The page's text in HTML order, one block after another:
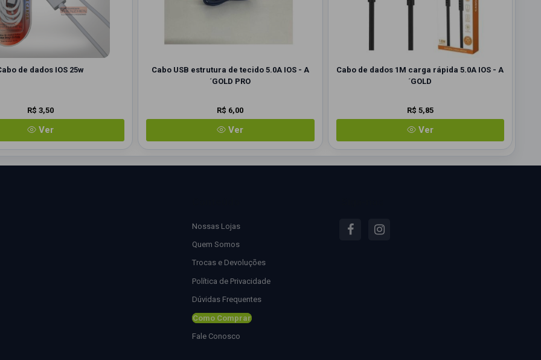
de dados IOS 25w
R$ 3,50
Ver
Cabo USB estrutura de tecido 5.0A IOS - A
´GOLD PRO
R$ 6,00
Ver
Cabo de dados 1M carga rápida 5.0A IOS - A
´GOLD
R$ 5,85
Ver
Nossas Lojas
Quem Somos
Trocas e Devoluções
Política de Privacidade
Dúvidas Frequentes
Como Comprar
Fale Conosco